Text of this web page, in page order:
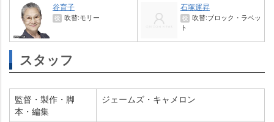
谷育子
役 吹替:モリー
石塚運昇
役 吹替:ブロック・ラベッ
ト
スタッフ
監督・製作・脚
本・編集
ジェームズ・キャメロン